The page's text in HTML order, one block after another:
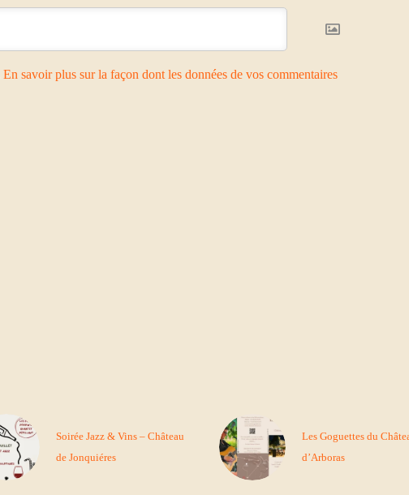
En savoir plus sur la façon dont les données de vos commentaires
Soirée Jazz & Vins – Château
de Jonquiéres
Les Goguettes du
d’Arboras